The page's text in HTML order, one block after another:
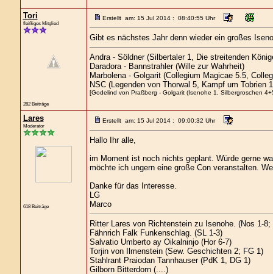
Tori
fleißiges Mitglied
282 Beiträge
Erstellt am: 15 Jul 2014 : 08:40:55 Uhr
Gibt es nächstes Jahr denn wieder ein großes
Andra - Söldner (Silbertaler 1, Die streitenden
Daradora - Bannstrahler (Wille zur Wahrheit)
Marbolena - Golgarit (Collegium Magicae 5.5,
NSC (Legenden von Thorwal 5, Kampf um Tobrien
[Godelind von Praßberg - Golgarit (Isenohe 1, Silbergroschen
Lares
Moderator
618 Beiträge
Erstellt am: 15 Jul 2014 : 09:00:32 Uhr
Hallo Ihr alle,
im Moment ist noch nichts geplant. Würde gerne
möchte ich ungern eine große Con veranstalten.
Danke für das Interesse.
LG
Marco
Ritter Lares von Richtenstein zu Isenohe. (Nos 1-
Fähnrich Falk Funkenschlag. (SL 1-3)
Salvatio Umberto ay Oikalninjo (Hor 6-7)
Torjin von Ilmenstein (Sew. Geschichten 2; FG 1)
Stahlrant Praiodan Tannhauser (PdK 1, DG 1)
Gilborn Bitterdorn (....)